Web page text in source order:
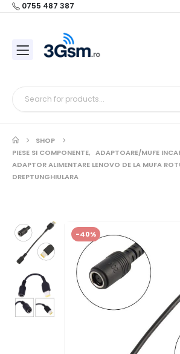
0755 487 387
SHOP
PIESE SI COMPONENTE, ADAPTOARE/MUFE
ADAPTOR ALIMENTARE LENOVO DE LA MUFA
DREPTUNGHIULARA
-40%